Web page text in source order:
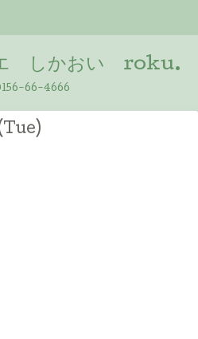
エ しかおい roku.
66-4666